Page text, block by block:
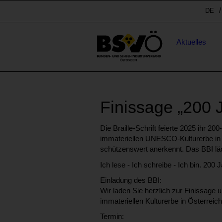
DE
Stichwortsuche
Hauptnavigation
Aktuelles
Finissage „200
Die Braille-Schrift feierte 2025 ihr
immateriellen UNESCO-Kulturerbe
schützenswert anerkennt. Das BBI
Ich lese - Ich schreibe - Ich bin. 200
Einladung des BBI:
Wir laden Sie herzlich zur Finissage
immateriellen Kulturerbe in
Termin: